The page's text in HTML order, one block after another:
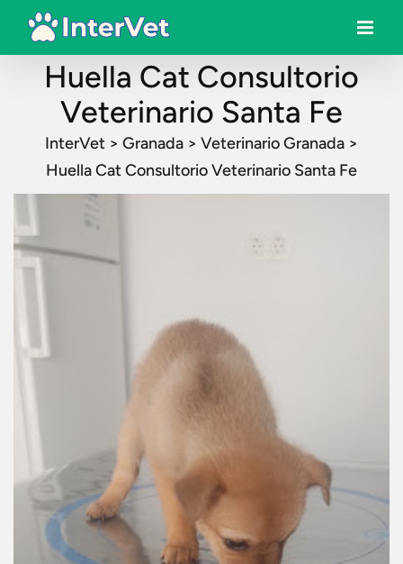
Huella Cat Consultorio
Veterinario Santa Fe
InterVet > Granada > Veterinario Granada >
Huella Cat Consultorio Veterinario Santa Fe